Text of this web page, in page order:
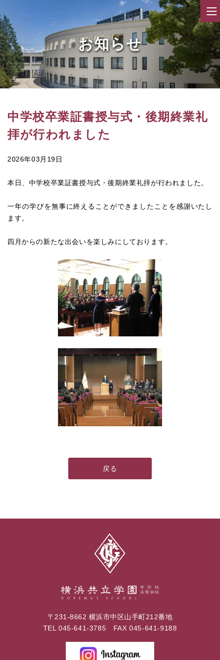
お知らせ
中学校卒業証書授与式・後期終業礼
拝が行われました
2026年03月19日
本日、中学校卒業証書授与式・後期終業礼拝が行われました。
一年の学びを無事に終えることができましたことを感謝いたし
ます。
四月からの新たな出会いを楽しみにしております。
戻る
〒231-8662 横浜市中区山手町212番地
TEL 045-641-3785 FAX 045-641-9188